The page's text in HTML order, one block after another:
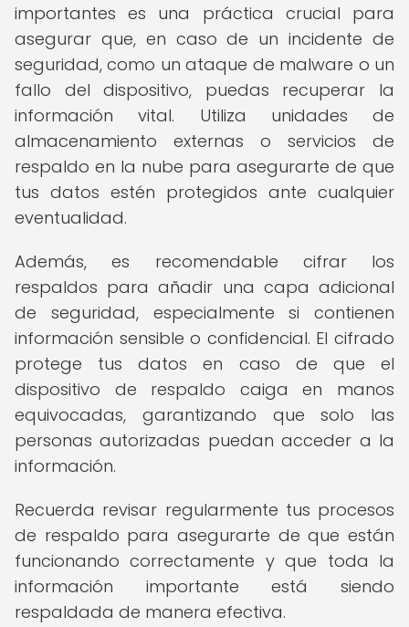
importantes es una práctica crucial para
asegurar que, en caso de un incidente de
seguridad, como un ataque de malware o un
fallo del dispositivo, puedas recuperar la
información vital. Utiliza unidades de
almacenamiento externas o servicios de
respaldo en la nube para asegurarte de que
tus datos estén protegidos ante cualquier
eventualidad.
Además, es recomendable cifrar los
respaldos para añadir una capa adicional
de seguridad, especialmente si contienen
información sensible o confidencial. El cifrado
protege tus datos en caso de que el
dispositivo de respaldo caiga en manos
equivocadas, garantizando que solo las
personas autorizadas puedan acceder a la
información.
Recuerda revisar regularmente tus procesos
de respaldo para asegurarte de que están
funcionando correctamente y que toda la
información importante está siendo
respaldada de manera efectiva.